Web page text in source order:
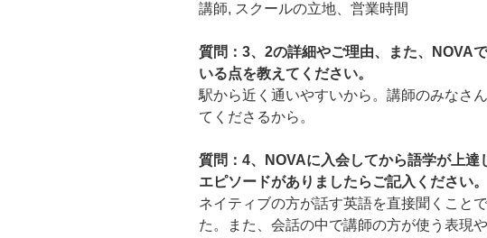
講師, スクールの立地、営業時間
質問：3、2の詳細やご理由、また、NOVA
いる点を教えてください。
駅から近く通いやすいから。講師のみなさ
てくださるから。
質問：4、NOVAに入会してから語学が上達
エピソードがありましたらご記入ください。
ネイティブの方が話す英語を直接聞くこと
た。また、会話の中で講師の方が使う表現